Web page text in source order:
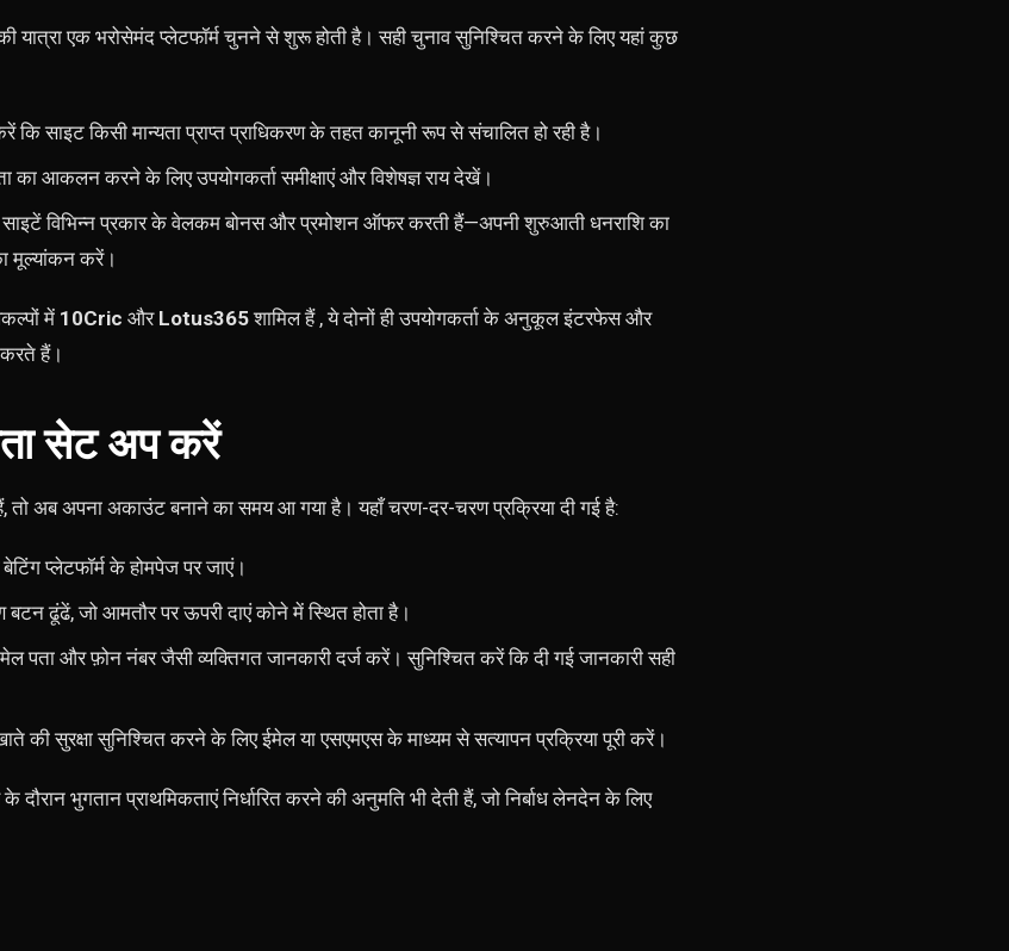
यात्रा एक भरोसेमंद प्लेटफॉर्म चुनने से शुरू होती है। सही चुनाव सुनिश्चित करने के लिए यहां कुछ
कि साइट किसी मान्यता प्राप्त प्राधिकरण के तहत कानूनी रूप से संचालित हो रही है।
का आकलन करने के लिए उपयोगकर्ता समीक्षाएं और विशेषज्ञ राय देखें।
विभिन्न प्रकार के वेलकम बोनस और प्रमोशन ऑफर करती हैं—अपनी शुरुआती धनराशि का
मूल्यांकन करें।
में 10Cric और Lotus365शामिल हैं , ये दोनों ही उपयोगकर्ता के अनुकूल इंटरफेस और
हैं।
सेट अप करें
अब अपना अकाउंट बनाने का समय आ गया है। यहाँ चरण-दर-चरण प्रक्रिया दी गई है:
प्लेटफॉर्म के होमपेज पर जाएं।
ढूंढें, जो आमतौर पर ऊपरी दाएं कोने में स्थित होता है।
पता और फ़ोन नंबर जैसी व्यक्तिगत जानकारी दर्ज करें। सुनिश्चित करें कि दी गई जानकारी सही
की सुरक्षा सुनिश्चित करने के लिए ईमेल या एसएमएस के माध्यम से सत्यापन प्रक्रिया पूरी करें।
भुगतान प्राथमिकताएं निर्धारित करने की अनुमति भी देती हैं, जो निर्बाध लेनदेन के लिए